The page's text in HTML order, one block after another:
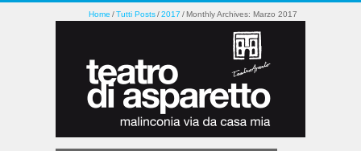
Home Tutti Posts 2017 Monthly Archives: Marzo 2017